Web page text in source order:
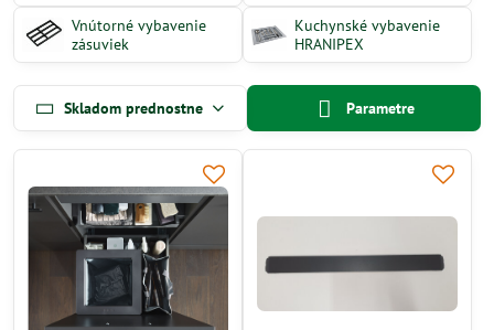
Vnútorné vybavenie
zásuviek
Kuchynské vybavenie
HRANIPEX
Skladom prednostne Parametre